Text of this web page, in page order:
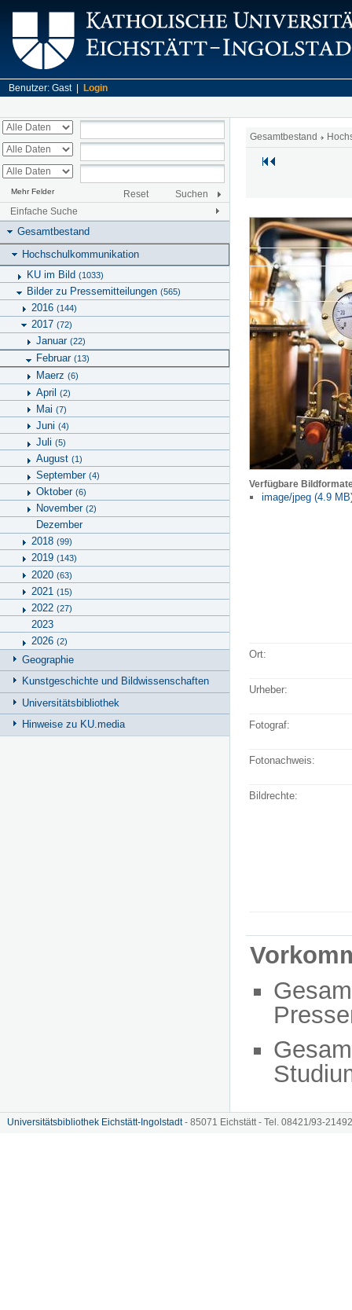
Benutzer: Gast | Login
Mehr Felder Reset
Suchen
Einfache Suche
Gesamtbestand
Hochschulkommunikation
KU im Bild (1033)
Bilder zu Pressemitteilungen (565)
2016 (144)
2017 (72)
Januar (22)
Februar (13)
Maerz (6)
April (2)
Mai (7)
Juni (4)
Juli (5)
August (1)
September (4)
Oktober (6)
November (2)
Dezember
2018 (99)
2019 (143)
2020 (63)
2021 (15)
2022 (27)
2023
2026 (2)
Geographie
Kunstgeschichte und Bildwissenschaften
Universitätsbibliothek
Hinweise zu KU.media
Gesamtbestand
Verfügbare
image/jpeg (4.9
Ort:
Urheber:
Fotograf:
Fotonachweis:
Bildrechte:
Universitätsbibliothek Eichstätt-Ingolstadt- 85071 Eichstätt - Tel. 08421/93-